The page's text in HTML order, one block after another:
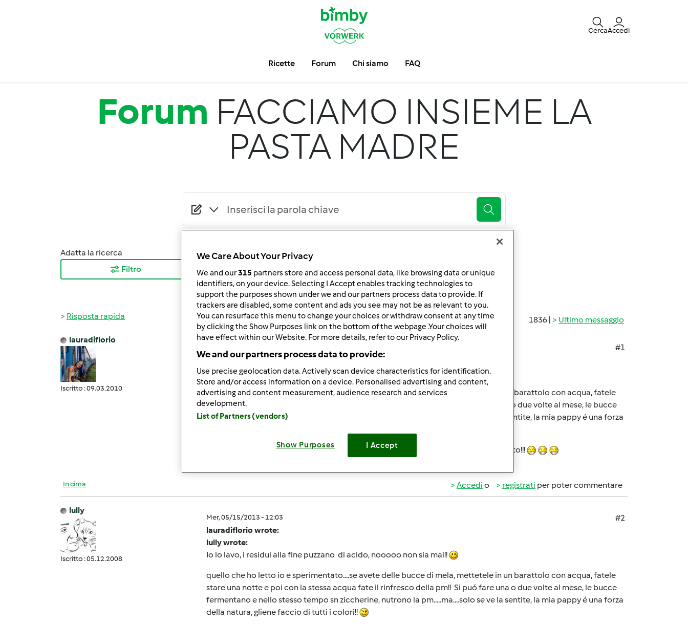
CercaAccedi
Ricette Forum Chi siamo FAQ
Forum FACCIAMO INSIEME LA
PASTA MADRE
Adatta la ricerca
Filtro
Ordina per:
I risultati più recenti
10
1836 | Ultimo messaggio
Risposta rapida
lauradiflorio
Iscritto : 09.03.2010
#1
lully wrote:
Io lo lavo, i residui alla fine puzzano di acido, nooooo non sia mai!!
quello che ho letto io e sperimentato....se avete delle bucce di mela, mettetele in un barattolo con acqua, fatele
stare una notte e poi con la stessa acqua fate il rinfresco della pm!! Si puó fare una o due volte al mese, le bucce
fermentano e nello stesso tempo sn ziccherine, nutrono la pm.....ma....solo se ve la sentite, la mia pappy é una forza
Sara' fatto!Ne sai sempre una più del diavolo....ora mi spiego l'emoticon che hai scelto!!!
In cima Accedi o registrati per poter commentare
lully
Iscritto : 05.12.2008
Mer, 05/15/2013 - 12:03
#2
lauradiflorio wrote:
lully wrote:
Io lo lavo, i residui alla fine puzzano di acido, nooooo non sia mai!!
quello che ho letto io e sperimentato....se avete delle bucce di mela, mettetele in un barattolo con acqua, fatele
stare una notte e poi con la stessa acqua fate il rinfresco della pm!! Si puó fare una o due volte al mese, le bucce
fermentano e nello stesso tempo sn ziccherine, nutrono la pm.....ma....solo se ve la sentite, la mia pappy é una forza
della natura, gliene faccio di tutti i colori!!
We Care About Your Privacy
We and our315 partners store and access personal data, like browsing data or unique
identifiers, on your device. Selecting I Accept enables tracking technologies to
support the purposes shown under we and our partners process data to provide. If
trackers are disabled, some content and ads you see may not be as relevant to you.
You can resurface this menu to change your choices or withdraw consent at any time
by clicking the Show Purposes link on the bottom of the webpage .Your choices will
have effect within our Website. For more details, refer to our Privacy Policy.
We and our partners process data to provide:
Use precise geolocation data. Actively scan device characteristics for identification.
Store and/or access information on a device. Personalised advertising and content,
advertising and content measurement, audience research and services
development.
List of Partners (vendors)
Show Purposes I Accept